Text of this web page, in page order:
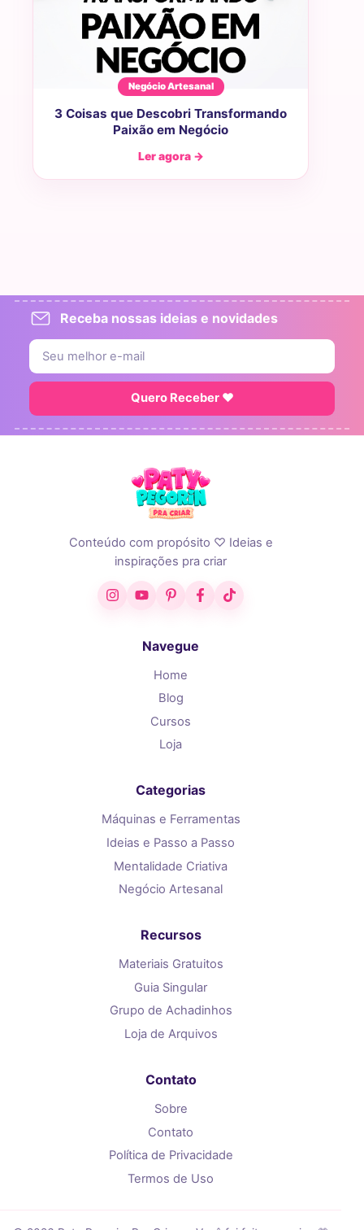
Negócio Artesanal
3 Coisas que Descobri Transformando
Paixão em Negócio
Ler agora →
Receba nossas ideias e novidades
Quero Receber ♥
Conteúdo com propósito ♡ Ideias e
inspirações pra criar
InstagramYouTubePinterestFacebook
TikTok
Navegue
Home
Blog
Cursos
Loja
Categorias
Máquinas e Ferramentas
Ideias e Passo a Passo
Mentalidade Criativa
Negócio Artesanal
Recursos
Materiais Gratuitos
Guia Singular
Grupo de Achadinhos
Loja de Arquivos
Contato
Sobre
Contato
Política de Privacidade
Termos de Uso